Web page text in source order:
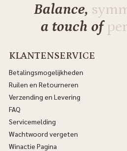
Balance,
a touch of
KLANTENSERVICE
Betalingsmogelijkheden
Ruilen en Retourneren
Verzending en Levering
FAQ
Servicemelding
Wachtwoord vergeten
Winactie Pagina